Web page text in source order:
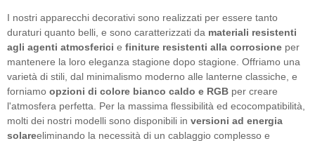
I nostri apparecchi decorativi sono realizzati per essere tanto
duraturi quanto belli, e sono caratterizzati da materiali resistenti
agli agenti atmosferici e finiture resistenti alla corrosione per
mantenere la loro eleganza stagione dopo stagione. Offriamo una
varietà di stili, dal minimalismo moderno alle lanterne classiche, e
forniamo opzioni di colore bianco caldo e RGB per creare
l'atmosfera perfetta. Per la massima flessibilità ed ecocompatibilità,
molti dei nostri modelli sono disponibili in versioni ad energia
solareeliminando la necessità di un cablaggio complesso e